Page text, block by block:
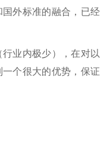
外标准的融合，已经
业内极少），在对以
个很大的优势，保证